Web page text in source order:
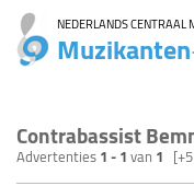
NEDERLANDS CENTRAAL
Muzikanten
Contrabassist
Advertenties1 - 1van 1